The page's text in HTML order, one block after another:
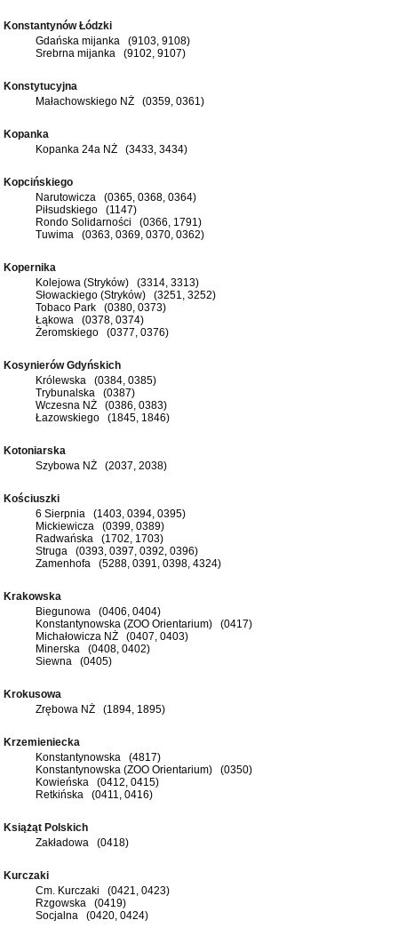
Konstantynów Łódzki
Gdańska mijanka (9103, 9108)
Srebrna mijanka (9102, 9107)
Konstytucyjna
Małachowskiego NŻ (0359, 0361)
Kopanka
Kopanka 24a NŻ (3433, 3434)
Kopcińskiego
Narutowicza (0365, 0368, 0364)
Piłsudskiego (1147)
Rondo Solidarności (0366, 1791)
Tuwima (0363, 0369, 0370, 0362)
Kopernika
Kolejowa (Stryków) (3314, 3313)
Słowackiego (Stryków) (3251, 3252)
Tobaco Park (0380, 0373)
Łąkowa (0378, 0374)
Żeromskiego (0377, 0376)
Kosynierów Gdyńskich
Królewska (0384, 0385)
Trybunalska (0387)
Wczesna NŻ (0386, 0383)
Łazowskiego (1845, 1846)
Kotoniarska
Szybowa NŻ (2037, 2038)
Kościuszki
6 Sierpnia (1403, 0394, 0395)
Mickiewicza (0399, 0389)
Radwańska (1702, 1703)
Struga (0393, 0397, 0392, 0396)
Zamenhofa (5288, 0391, 0398, 4324)
Krakowska
Biegunowa (0406, 0404)
Konstantynowska (ZOO Orientarium) (0417)
Michałowicza NŻ (0407, 0403)
Minerska (0408, 0402)
Siewna (0405)
Krokusowa
Zrębowa NŻ (1894, 1895)
Krzemieniecka
Konstantynowska (4817)
Konstantynowska (ZOO Orientarium) (0350)
Kowieńska (0412, 0415)
Retkińska (0411, 0416)
Książąt Polskich
Zakładowa (0418)
Kurczaki
Cm. Kurczaki (0421, 0423)
Rzgowska (0419)
Socjalna (0420, 0424)